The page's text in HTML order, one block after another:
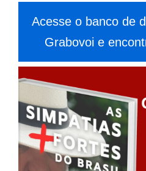
Acesse o banco de
Grabovoi e